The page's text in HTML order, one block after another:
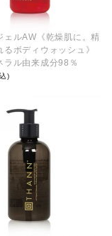
ェルAW《乾燥肌に。精
るボディウォッシュ》
ラル由来成分98％
)